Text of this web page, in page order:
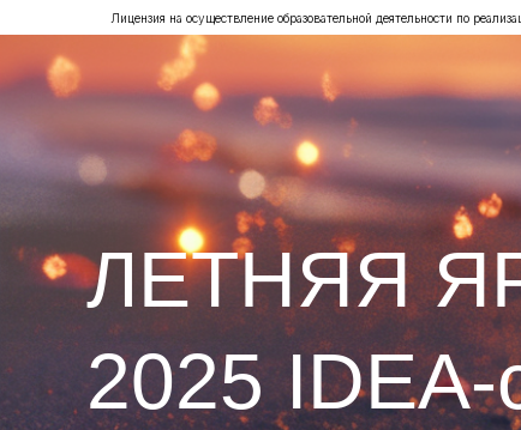
Лицензия на осуществление образовательной деятельности по
ЛЕТНЯЯ
2025 IDEA-